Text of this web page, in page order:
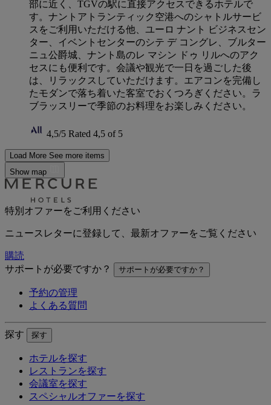
部に近く、TGVの駅に直接アクセスできるホテルで
す。ナントアトランティック空港へのシャトルサービ
スをご利用いただける他、ユーロ ナント ビジネスセン
ター、イベントセンターのシテ デ コングレ、ブルター
ニュ公爵城、ナント島のレ マシン ドゥ リルへのアク
セスにも便利です。会議や観光で一日を過ごした後
は、リラックスしていただけます。エアコンを完備し
たモダンで落ち着いた客室でおくつろぎください。ラ
ブラッスリーで季節のお料理をお楽しみください。
4,5/5 Rated 4,5 of 5
Load More See more items
Show map
特別オファーをご利用ください
ニュースレターに登録して、最新オファーをご覧ください
購読
サポートが必要ですか？
サポートが必要ですか？
予約の管理
よくある質問
探す 探す
ホテルを探す
レストランを探す
会議室を探す
スペシャルオファーを探す